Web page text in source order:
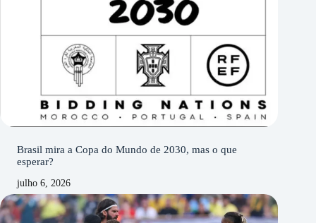
Brasil mira a Copa do Mundo de 2030, mas o que
esperar?
julho 6, 2026